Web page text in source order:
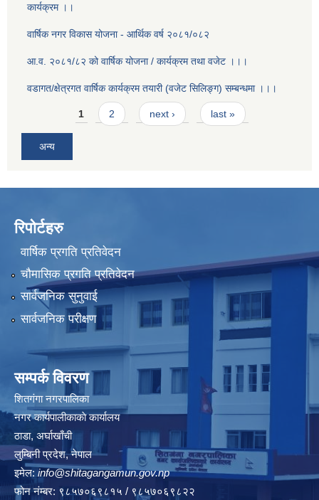
कार्यक्रम ।।
वार्षिक नगर विकास योजना - आर्थिक वर्ष २०८१/०८२
आ.व. २०८१/८२ को वार्षिक योजना / कार्यक्रम तथा वजेट ।।।
वडागत/क्षेत्रगत वार्षिक कार्यक्रम तयारी (वजेट सिलिङ्ग) सम्बन्धमा ।।।
Pages1 2 next › last »
अन्य
रिपोर्टहरु
वार्षिक प्रगति प्रतिवेदन
चौमासिक प्रगति प्रतिवेदन
सार्वजनिक सुनुवाई
सार्वजनिक परीक्षण
सम्पर्क विवरण
शितगंगा नगरपालिका
नगर कार्यपालीकाकाे कार्यालय
ठाडा, अर्घाखाँची
लुम्बिनी प्रदेश, नेपाल
इमेल: info@shitagangamun.gov.np
फोन नंम्बर: ९८५७०६९८१५ / ९८५७०६९८२२